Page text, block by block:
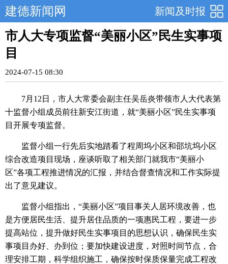
新闻及时报
建德新闻网
市人大专项监督“美丽小区”民生实事项
目
2024-07-15 08:30
7月12日，市人大常委会副主任吴岳炎带领市人大代表第
十监督小组成员前往新安江街道，就“美丽小区”民生实事项
目开展专项监督。
监督小组一行先后实地踏看了程周坞小区和邵坑坞小区
综合改造项目现场，座谈听取了相关部门就我市“美丽小
区”各项工程推进情况的汇报，并结合督查情况和工作实际提
出了意见建议。
监督小组指出，“美丽小区”项目事关人居环境改善，也
是方便居民生活、提升居住品质的一项惠民工程，要进一步
提高站位，提升做好民生实事项目的思想认识，确保民生实
事项目办好、办到位；要加快建设进度，对照时间节点，合
理安排工期，科学组织施工，确保按时保质保量完成工程改